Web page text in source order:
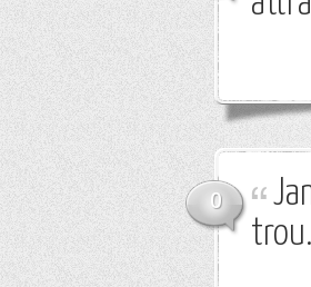
0
trou.